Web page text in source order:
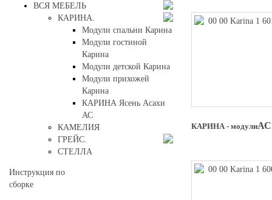
КАРИНА - модулиАС
ВСЯ МЕБЕЛЬ
КАРИНА.
Модули спальни Карина
Модули гостиной
Карина
Модули детской Карина
Модули прихожей
Карина
КАРИНА Ясень Асахи
АС
КАМЕЛИЯ
ГРЕЙС.
СТЕЛЛА
Инструкция по
сборке